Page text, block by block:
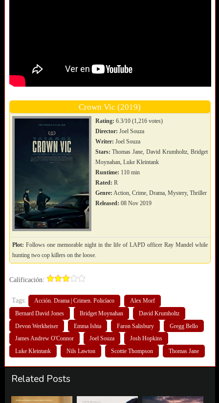
Crown Vic (2019)
Rating: 6.3/10 (1,216 votes)
Director: Joel Souza
Writer: Joel Souza
Stars: Thomas Jane, David Krumholtz, Bridget
Moynahan, Luke Kleintank
Runtime: 110 min
Rated: R
Genre: Action, Crime, Drama, Mystery, Thriller
Released: 08 Nov 2019
Plot: Follows one memorable night in the life of LAPD officer Ray Mandel while
hunting two cop killers on the loose.
Calificación:
Tags: Acción. Drama | Crimen. Policíaco
Alex Morf
Bernard David Jones
Bridget Moynahan
David Krumholtz
Devon Werkheiser
Emma Ishta Faron Salisbury
Gregg Bello
James Andrew O'Connor
Joel Souza
Josh Hopkins
Luke Kleintank
Nils Lawton Scottie Thompson Thomas Jane
Related Posts